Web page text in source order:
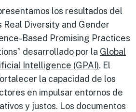
los resultados del
Real Diversity and Gender
Based Promising Practices
desarrollado por la Global
Intelligence (GPAI). El
la capacidad de los
en impulsar entornos de
y justos. Los documentos